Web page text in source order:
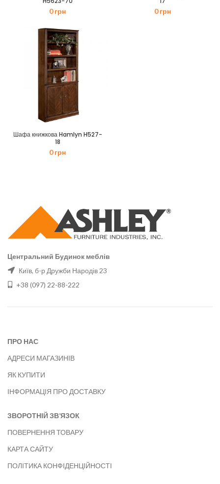
0грн
0грн
Шафа книжкова Hamlyn H527-
18
0грн
Центральний Будинок меблів
Київ, б-р Дружби Народів 23
+38 (097) 22-88-222
ПРО НАС
АДРЕСИ МАГАЗИНІВ
ЯК КУПИТИ
ІНФОРМАЦІЯ ПРО ДОСТАВКУ
ЗВОРОТНІЙ ЗВ’ЯЗОК
ПОВЕРНЕННЯ ТОВАРУ
КАРТА САЙТУ
ПОЛІТИКА КОНФІДЕНЦІЙНОСТІ